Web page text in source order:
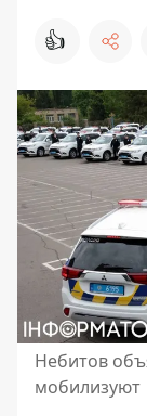
👍
Небитов
мобилизуют